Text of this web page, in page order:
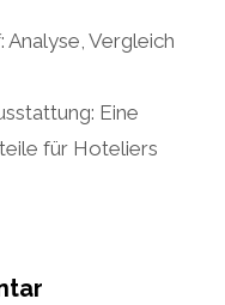
Vergleich
Eine
für Hoteliers